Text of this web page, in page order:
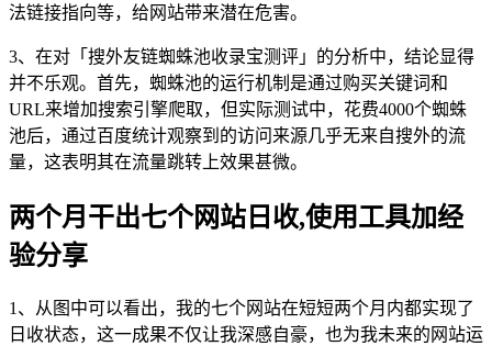
法链接指向等，给网站带来潜在危害。
3、在对「搜外友链蜘蛛池收录宝测评」的分析中，结论显得
并不乐观。首先，蜘蛛池的运行机制是通过购买关键词和
URL来增加搜索引擎爬取，但实际测试中，花费4000个蜘蛛
池后，通过百度统计观察到的访问来源几乎无来自搜外的流
量，这表明其在流量跳转上效果甚微。
两个月干出七个网站日收,使用工具加经
验分享
1、从图中可以看出，我的七个网站在短短两个月内都实现了
日收状态，这一成果不仅让我深感自豪，也为我未来的网站运